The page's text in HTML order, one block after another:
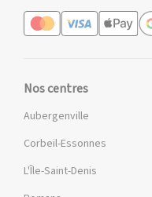
Nos centres
Aubergenville
Corbeil-Essonnes
L'Île-Saint-Denis